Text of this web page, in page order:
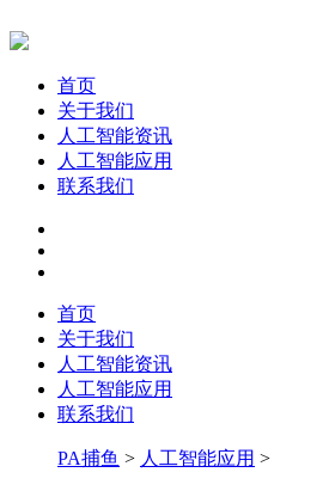
首页
关于我们
人工智能资讯
人工智能应用
联系我们
首页
关于我们
人工智能资讯
人工智能应用
联系我们
PA捕鱼 > 人工智能应用 >